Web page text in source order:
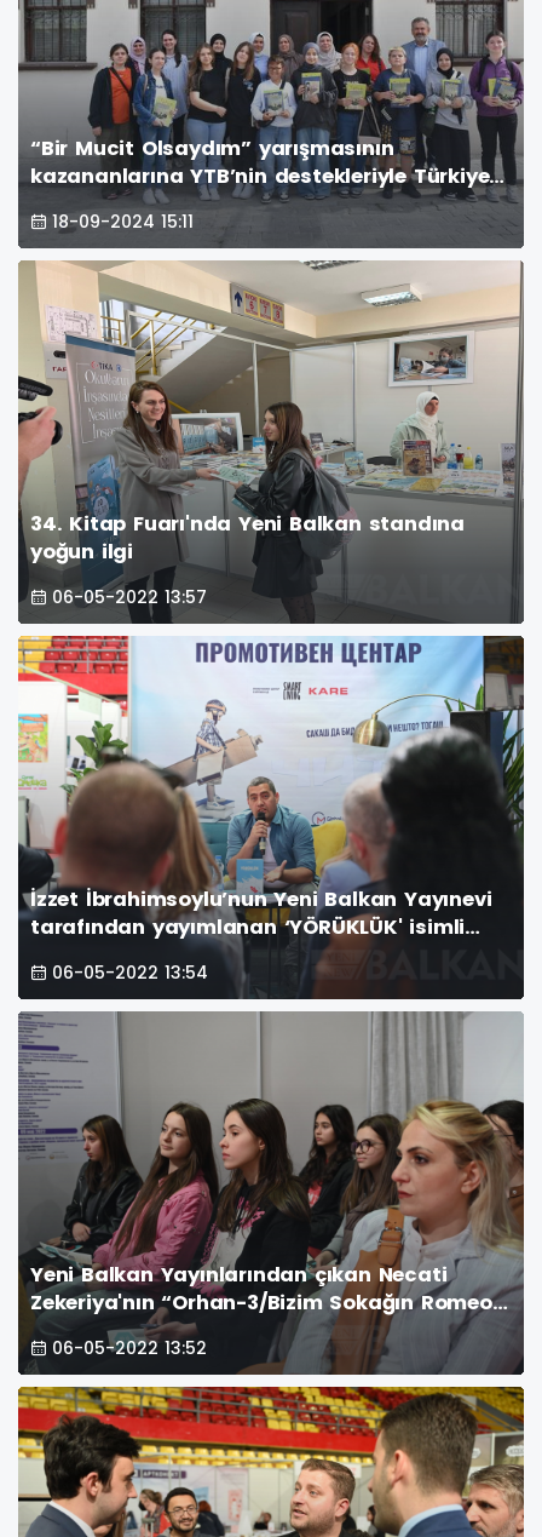
“Bir Mucit Olsaydım” yarışmasının
kazananlarına YTB’nin destekleriyle Türkiye
gezisi düzenlendi
18-09-2024 15:11
34. Kitap Fuarı'nda Yeni Balkan standına
yoğun ilgi
06-05-2022 13:57
İzzet İbrahimsoylu’nun Yeni Balkan Yayınevi
tarafından yayımlanan ‘YÖRÜKLÜK' isimli
kitabı bugün Üsküp 34. Kitap Fuarı’nda
tanıtıldı
06-05-2022 13:54
Yeni Balkan Yayınlarından çıkan Necati
Zekeriya'nın “Orhan-3/Bizim Sokağın Romeo
ve Jüliyeti” adlı kitabı fuar alanında tanıtıldı
06-05-2022 13:52